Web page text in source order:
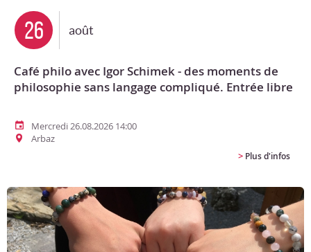
26 août
Café philo avec Igor Schimek - des moments de
philosophie sans langage compliqué. Entrée libre
Mercredi 26.08.2026 14:00
Arbaz
> Plus d'infos